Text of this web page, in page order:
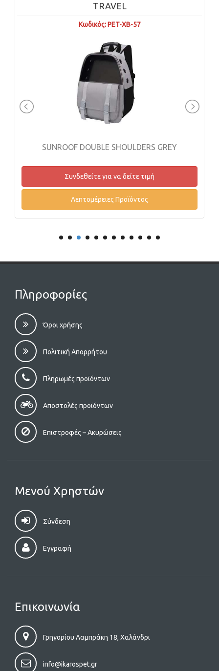
TRAVEL
Κωδικός: PET-XB-57
SUNROOF DOUBLE SHOULDERS GREY
Συνδεθείτε για να δείτε τιμή
Λεπτομέρειες Προϊόντος
Πληροφορίες
Όροι χρήσης
Πολιτική Απορρήτου
Πληρωμές προϊόντων
Αποστολές προϊόντων
Επιστροφές – Aκυρώσεις
Μενού Χρηστών
Σύνδεση
Εγγραφή
Επικοινωνία
Γρηγορίου Λαμπράκη 18, Χαλάνδρι
info@ikarospet.gr